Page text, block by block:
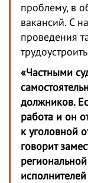
проблему, в
вакансий. С
проведения
«Частными
должников.
работа и он
к уголовной
говорит